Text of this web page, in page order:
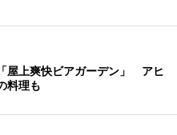
屋上爽快ビアガーデン」 アヒ
料理も